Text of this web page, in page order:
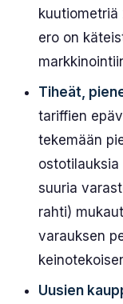
kuutiometriä
ero on
Tiheät,
tariffien
tekemään
suuria
rahti)
varauksen
Uusien